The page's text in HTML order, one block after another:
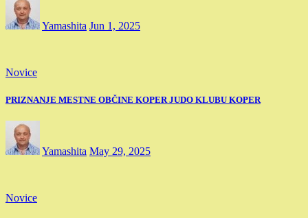
Yamashita Jun 1, 2025
Novice
PRIZNANJE MESTNE OBČINE KOPER JUDO KLUBU KOPER
Yamashita May 29, 2025
Novice